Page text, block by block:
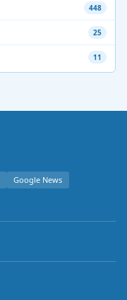
448
25
11
Google News